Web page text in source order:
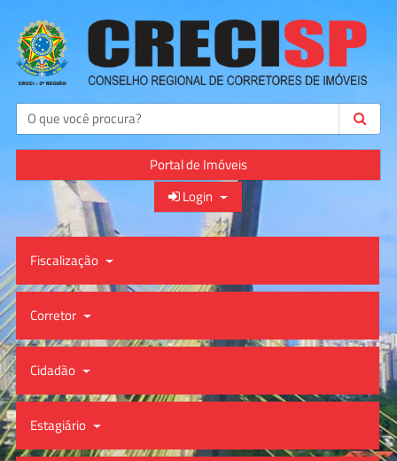
Buscar
Portal de Imóveis
Login
Fiscalização
Corretor
Cidadão
Estagiário